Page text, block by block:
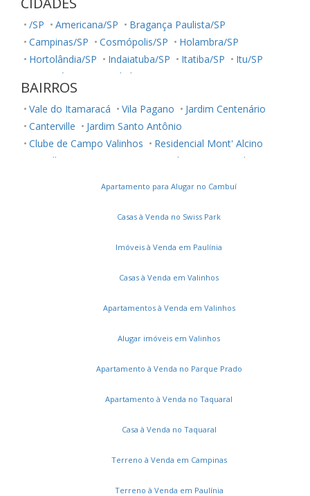
/SP Americana/SP
Bragança Paulista/SP
Campinas/SP
Cosmópolis/SP
Holambra/SP
Hortolândia/SP
Indaiatuba/SP Itatiba/SP
Itu/SP
Jaguariúna/SP
Jundiaí/SP
Morungaba/SP
Paulínia/SP
Salto/SP
Santa Bárbara D'Oeste/SP
Serra Negra/SP
Sorocaba/SP
Sumaré/SP
Ubatuba/SP
Vinhedo/SP Votuporanga/SP
BAIRROS
Vale do Itamaracá Vila Pagano
Jardim Centenário
Canterville
Jardim Santo Antônio
Clube de Campo Valinhos
Residencial Mont' Alcino
Ecovilla Boa Vista
Jardim Monte Verde
Vila Santana
Parque Nova Suíça
Loteamento Nova Espírito Santo
Green Boulevard
Residencial São Joaquim
Vila Clayton
Loteamento Residencial Santa Gertrudes
Jardim São Marcos
Vivenda das Cerejeiras
Jardim Universo
Condominio Morada das Nascentes
Parque Cecap
Village Sans Souci
Villaggio Fiorentino
Dossel Esplanada Village
Apartamento para Alugar no Cambuí
Casas à Venda no Swiss Park
Imóveis à Venda em Paulínia
Casas à Venda em Valinhos
Apartamentos à Venda em Valinhos
Alugar imóveis em Valinhos
Apartamento à Venda no Parque Prado
Apartamento à Venda no Taquaral
Casa à Venda no Taquaral
Terreno à Venda em Campinas
Terreno à Venda em Paulínia